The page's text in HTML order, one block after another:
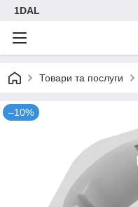
1DAL
Товари та послуги
–10%